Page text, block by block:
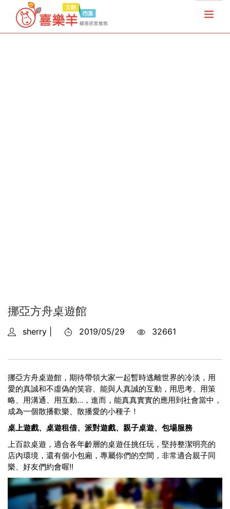
挪亞方舟桌遊館
sherry | 2019/05/29 32661
挪亞方舟桌遊館，期待帶領大家一起暫時逃離世界的冷淡，用
愛的真誠和不虛偽的笑容、能與人真誠的互動，用思考、用策
略、用溝通、用互動…，進而，能真真實實的應用到社會當中，
成為一個散播歡樂、散播愛的小種子！
桌上遊戲、桌遊租借、派對遊戲、親子桌遊、包場服務
上百款桌遊，適合各年齡層的桌遊任挑任玩， 堅持整潔明亮的
店內環境，還有個小包廂，專屬你們的空間， 非常適合親子同
樂、好友們約會喔!!